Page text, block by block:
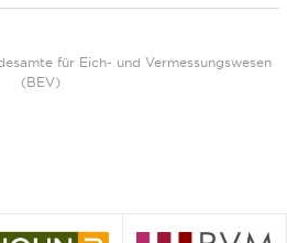
für Eich- und Vermessungswesen
(BEV)